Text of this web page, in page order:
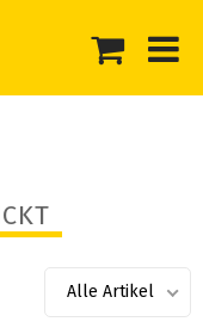
Alle Artikel